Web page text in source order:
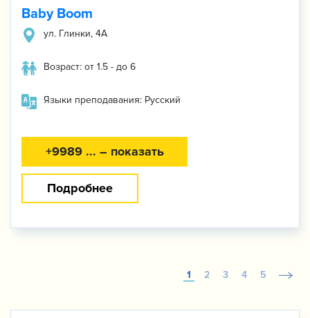
Baby Boom
ул. Глинки, 4А
Возраст: от 1.5 - до 6
Языки преподавания: Русский
+9989 ... – показать
Подробнее
1 2 3 4 5